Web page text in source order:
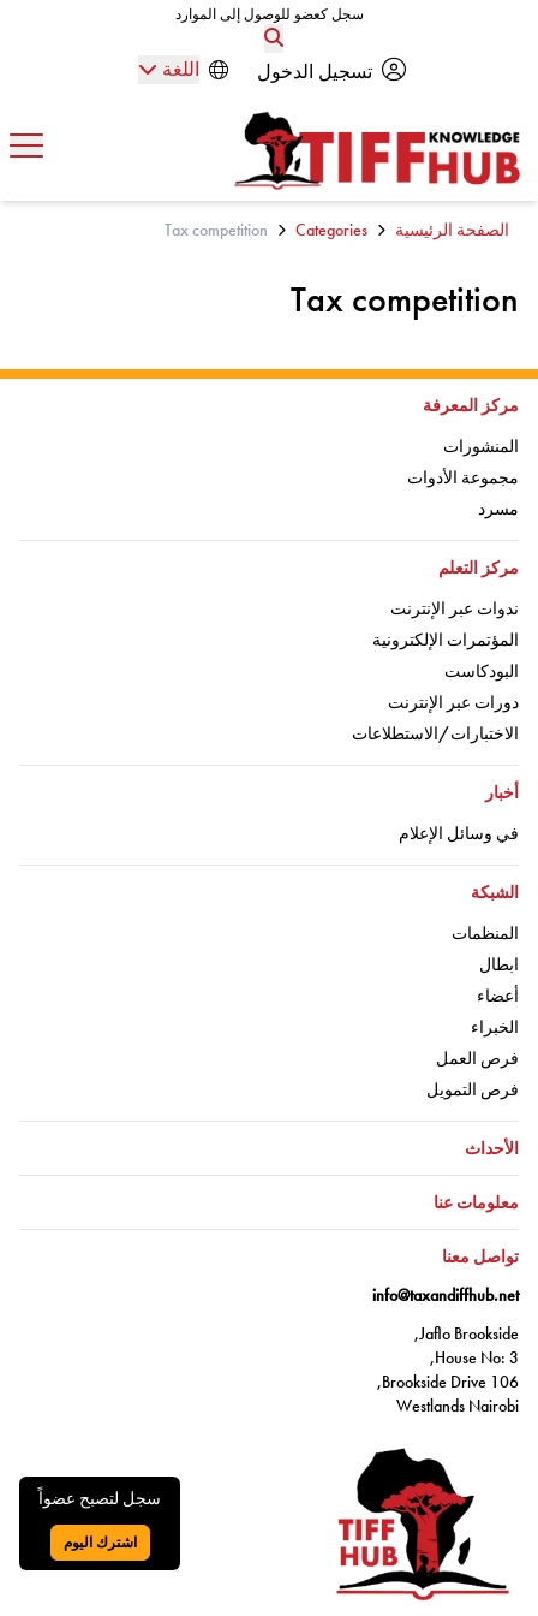
سجل كعضو للوصول إلى الموارد
سجل كعضو للوصول إلى الموارد
تسجيل الدخول اللغة
الصفحة الرئيسية Categories
Tax competition
Tax competition
اذهب إلى:
مركز المعرفة
المنشورات
مجموعة الأدوات
مسرد
اذهب إلى:
مركز التعلم
ندوات عبر الإنترنت
المؤتمرات الإلكترونية
البودكاست
دورات عبر الإنترنت
الاختبارات/الاستطلاعات
اذهب إلى:
أخبار
في وسائل الإعلام
اذهب إلى:
الشبكة
المنظمات
ابطال
أعضاء
الخبراء
فرص العمل
فرص التمويل
الأحداث
معلومات عنا
اذهب إلى:
تواصل معنا
info@taxandiffhub.net
Jaflo Brookside,
House No: 3,
106 Brookside Drive,
Westlands Nairobi
سجل لتصبح عضواً
اذهب إلى:
اشترك اليوم